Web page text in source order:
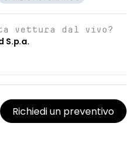
vettura dal vivo?
S.p.a.
Richiedi un preventivo